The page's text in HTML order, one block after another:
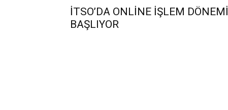
İTSO’DA ONLİNE İŞLEM DÖNEMİ
BAŞLIYOR